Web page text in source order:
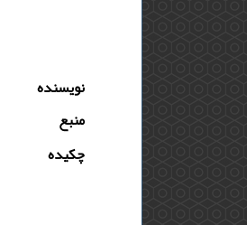
نویسنده
منبع
چکیده